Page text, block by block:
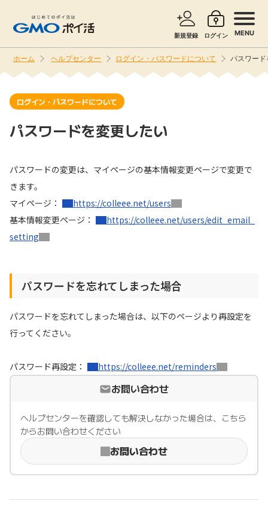
新規登録 ログイン MENU
ホーム ヘルプセンター ログイン・パスワードについて パスワー
お知らせ
高還元
無料
アンケート
ゲーム
買い物
ポイ活お得情報
お友達紹介
旅行・レンタカー
クレジットカード
引っ越し
買取・査定
美容・健康
有料サービス
ログイン・パスワードについて
パスワードを変更したい
パスワードの変更は、マイページの基本情報変更ページで変更で
きます。
マイページ：
https://colleee.net/users
基本情報変更ページ：
https://colleee.net/users/edit_email_
setting
パスワードを忘れてしまった場合
パスワードを忘れてしまった場合は、以下のページより再設定を
行ってください。
パスワード再設定： https://colleee.net/reminders
お問い合わせ
ヘルプセンターを確認しても解決しなかった場合は、こちら
からお問い合わせください
お問い合わせ